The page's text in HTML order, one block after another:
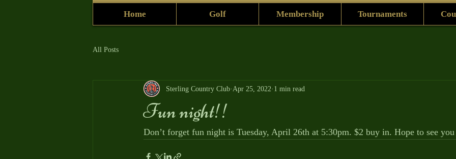
Home Golf Membership Tournaments
All Posts
Fun night!!
Sterling Country Club Apr 25, 2022 1 min read
Don’t forget fun night is Tuesday, April 26th at 5:30pm. $2 buy in. Hope to see you